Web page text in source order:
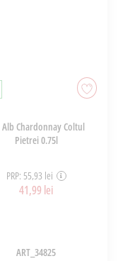
Chardonnay Coltul
Pietrei 0.75l
PRP: 55,93 lei
41,99 lei
ART_34825